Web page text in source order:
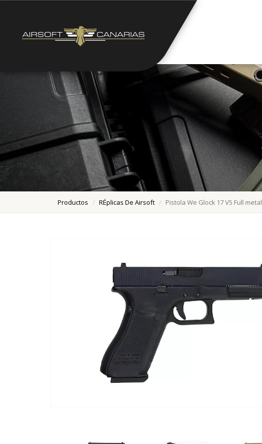
Productos RÉplicas De Airsoft Pistola We Glock 17 V5 Full metal